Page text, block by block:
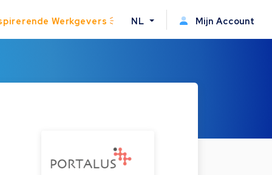
Werkgevers NL Mijn Account